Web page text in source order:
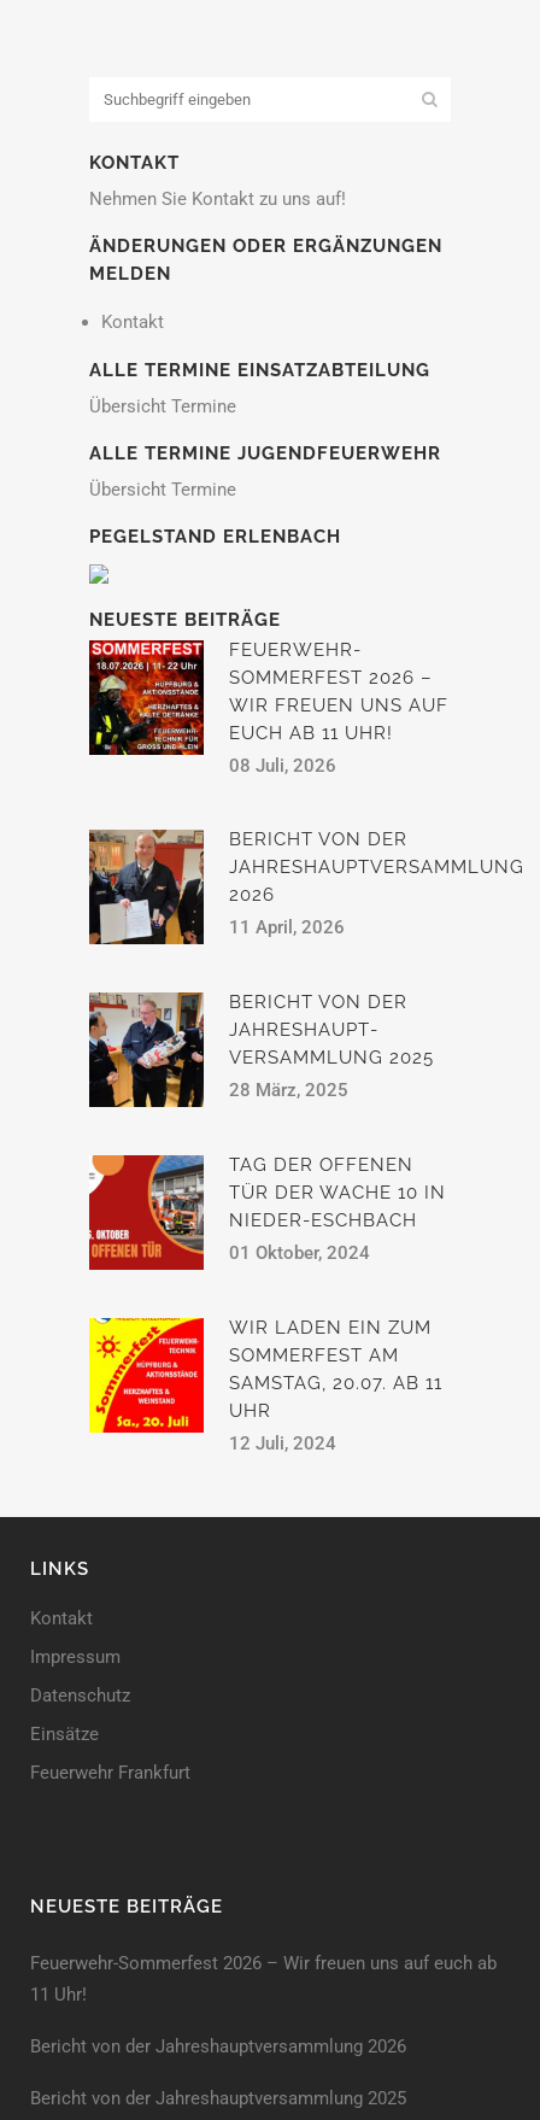
KONTAKT
Nehmen Sie Kontakt zu uns auf!
ÄNDERUNGEN ODER ERGÄNZUNGEN
MELDEN
Kontakt
ALLE TERMINE EINSATZABTEILUNG
Übersicht Termine
ALLE TERMINE JUGENDFEUERWEHR
Übersicht Termine
PEGELSTAND ERLENBACH
NEUESTE BEITRÄGE
FEUERWEHR-
SOMMERFEST 2026 –
WIR FREUEN UNS AUF
EUCH AB 11 UHR!
08 Juli, 2026
BERICHT VON DER
JAHRESHAUPTVERSAMMLUNG
2026
11 April, 2026
BERICHT VON DER
JAHRESHAUPT­
VERSAMMLUNG 2025
28 März, 2025
TAG DER OFFENEN
TÜR DER WACHE 10 IN
NIEDER-ESCHBACH
01 Oktober, 2024
WIR LADEN EIN ZUM
SOMMERFEST AM
SAMSTAG, 20.07. AB 11
UHR
12 Juli, 2024
LINKS
Kontakt
Impressum
Datenschutz
Einsätze
Feuerwehr Frankfurt
NEUESTE BEITRÄGE
Feuerwehr-Sommerfest 2026 – Wir freuen uns auf euch ab
11 Uhr!
Bericht von der Jahreshauptversammlung 2026
Bericht von der Jahreshaupt­versammlung 2025